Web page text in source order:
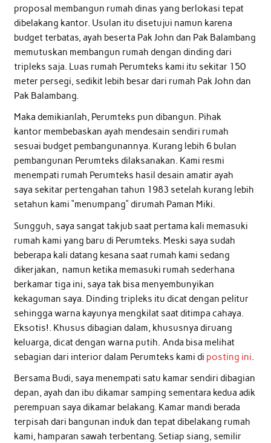
proposal membangun rumah dinas yang berlokasi tepat
dibelakang kantor. Usulan itu disetujui namun karena
budget terbatas, ayah beserta Pak John dan Pak Balambang
memutuskan membangun rumah dengan dinding dari
tripleks saja. Luas rumah Perumteks kami itu sekitar 150
meter persegi, sedikit lebih besar dari rumah Pak John dan
Pak Balambang.
Maka demikianlah, Perumteks pun dibangun. Pihak
kantor membebaskan ayah mendesain sendiri rumah
sesuai budget pembangunannya. Kurang lebih 6 bulan
pembangunan Perumteks dilaksanakan. Kami resmi
menempati rumah Perumteks hasil desain amatir ayah
saya sekitar pertengahan tahun 1983 setelah kurang lebih
setahun kami “menumpang” dirumah Paman Miki.
Sungguh, saya sangat takjub saat pertama kali memasuki
rumah kami yang baru di Perumteks. Meski saya sudah
beberapa kali datang kesana saat rumah kami sedang
dikerjakan, namun ketika memasuki rumah sederhana
berkamar tiga ini, saya tak bisa menyembunyikan
kekaguman saya. Dinding tripleks itu dicat dengan pelitur
sehingga warna kayunya mengkilat saat ditimpa cahaya.
Eksotis!. Khusus dibagian dalam, khususnya diruang
keluarga, dicat dengan warna putih. Anda bisa melihat
sebagian dari interior dalam Perumteks kami di posting ini.
Bersama Budi, saya menempati satu kamar sendiri dibagian
depan, ayah dan ibu dikamar samping sementara kedua adik
perempuan saya dikamar belakang. Kamar mandi berada
terpisah dari bangunan induk dan tepat dibelakang rumah
kami, hamparan sawah terbentang. Setiap siang, semilir